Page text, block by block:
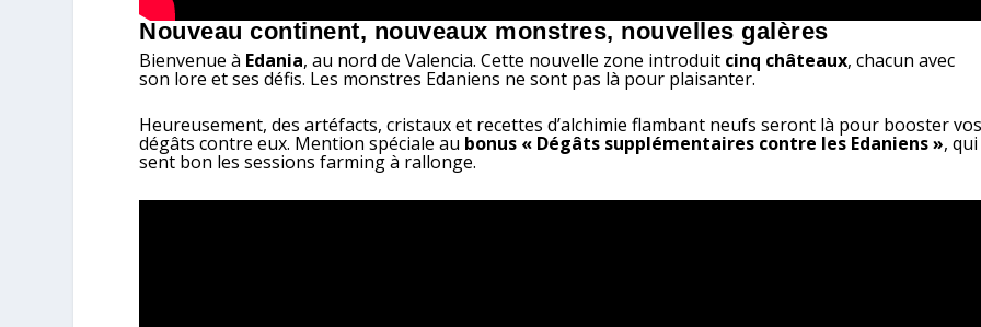
Nouveau continent, nouveaux monstres, nouvelles galères
Bienvenue à Edania, au nord de Valencia. Cette nouvelle zone introduit cinq châteaux, chacun avec
son lore et ses défis. Les monstres Edaniens ne sont pas là pour plaisanter.
Heureusement, des artéfacts, cristaux et recettes d’alchimie flambant neufs seront là pour booster
dégâts contre eux. Mention spéciale au bonus « Dégâts supplémentaires contre les Edaniens », qui
sent bon les sessions farming à rallonge.